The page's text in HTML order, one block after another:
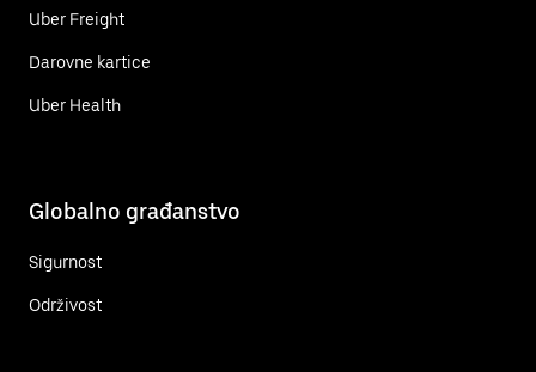
Uber Freight
Darovne kartice
Uber Health
Globalno građanstvo
Sigurnost
Održivost